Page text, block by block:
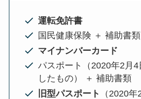
運転免許書
国民健康保険 ＋ 補助書類
マイナンバーカード
パスポート（2020年2月
したもの） ＋ 補助書類
旧型パスポート
（2020